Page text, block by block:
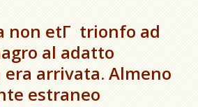
non etГ trionfo ad
al adatto
arrivata. Almeno
estraneo